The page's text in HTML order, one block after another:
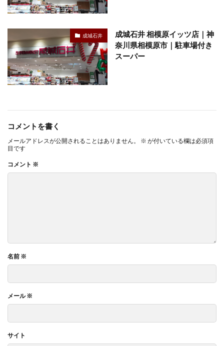
成城石井
成城石井 相模原イッツ店｜神
奈川県相模原市｜駐車場付き
スーパー
コメントを書く
メールアドレスが公開されることはありません。 ※ が付いている欄は必須項
目です
コメント ※
名前 ※
メール※
サイト